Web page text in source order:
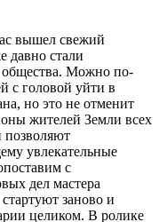
вышел свежий
давно стали
общества. Можно по-
с головой уйти в
но это не отменит
жителей Земли всех
позволяют
увлекательные
с
дел мастера
заново и
целиком. В ролике